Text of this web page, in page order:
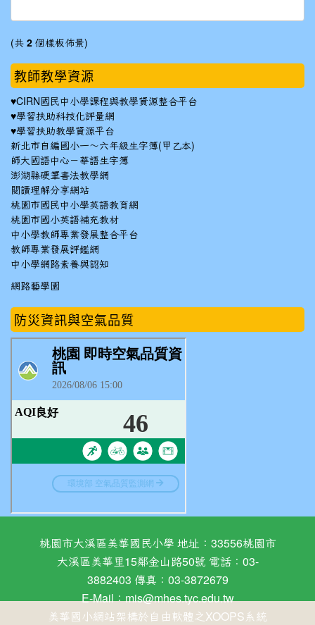
(共 2 個樣板佈景)
教師教學資源
♥CIRN國民中小學課程與教學資源整合平台
♥學習扶助科技化評量網
♥學習扶助教學資源平台
新北市自編國小一～六年級生字簿(甲乙本)
師大國語中心－華語生字簿
澎湖縣硬筆書法教學網
閱讀理解分享網站
桃園市國民中小學英語教育網
桃園市國小英語補充教材
中小學教師專業發展整合平台
教師專業發展評鑑網
中小學網路素養與認知
網路藝學園
防災資訊與空氣品質
桃園市大溪區美華國民小學 地址：33556桃園市
大溪區美華里15鄰金山路50號 電話：03-
3882403 傳真：03-3872679
E-Mail：mis@mhes.tyc.edu.tw
美華國小網站架構於自由軟體之XOOPS系統